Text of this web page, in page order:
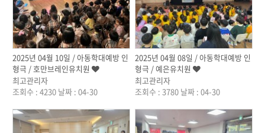
2025년 04월 10일 / 아동학대예방 인
형극 / 호만브레인유치원
최고관리자
조회수 : 4230 날짜 : 04-30
2025년 04월 08일 / 아동학대예방 인
형극 / 예은유치원
최고관리자
조회수 : 3780 날짜 : 04-30
작성자 작성자